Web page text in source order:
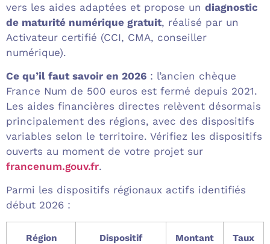
vers les aides adaptées et propose un diagnostic
de maturité numérique gratuit, réalisé par un
Activateur certifié (CCI, CMA, conseiller
numérique).
Ce qu’il faut savoir en 2026 : l’ancien chèque
France Num de 500 euros est fermé depuis 2021.
Les aides financières directes relèvent désormais
principalement des régions, avec des dispositifs
variables selon le territoire. Vérifiez les dispositifs
ouverts au moment de votre projet sur
francenum.gouv.fr.
Parmi les dispositifs régionaux actifs identifiés
début 2026 :
Région Dispositif
Montant
Taux